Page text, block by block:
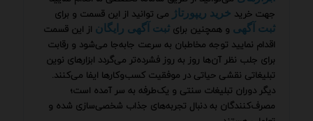
جهت خرید خرید ریپورتاژ می توانید از این قسمت و برای
ثبت آگهی و همچنین برای ثبت آگهی رایگان از این قسمت
اقدام نمایید توجه مخاطبان به سرعت جابه‌جا می‌شود و رقابت
برای جلب نظر آن‌ها روز به روز فشرده‌تر می‌گردد ابزارهای نوین
تبلیغاتی نقشی حیاتی در موفقیت کسب‌وکارها ایفا می‌کنند.
دیگر دوران تبلیغات سنتی و یک‌طرفه به سر آمده است؛
مصرف‌کنندگان به دنبال تجربه‌های جذاب شخصی‌سازی شده و